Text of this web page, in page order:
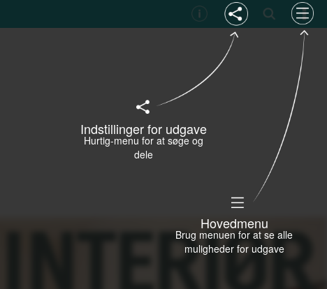
Hovedmenu
Brug menuen for at se alle
muligheder for udgave
Indstillinger for udgave
Hurtig-menu for at søge og
dele